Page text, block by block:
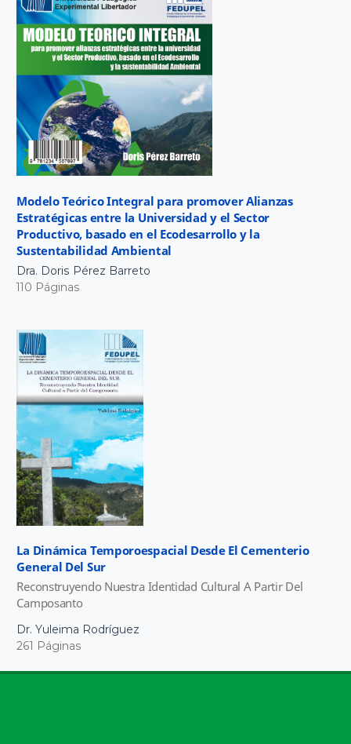
Modelo Teórico Integral para promover Alianzas
Estratégicas entre la Universidad y el Sector
Productivo, basado en el Ecodesarrollo y la
Sustentabilidad Ambiental
Dra. Doris Pérez Barreto
110 Páginas
La Dinámica Temporoespacial Desde El Cementerio
General Del Sur
Reconstruyendo Nuestra Identidad Cultural A Partir Del
Camposanto
Dr. Yuleima Rodríguez
261 Páginas